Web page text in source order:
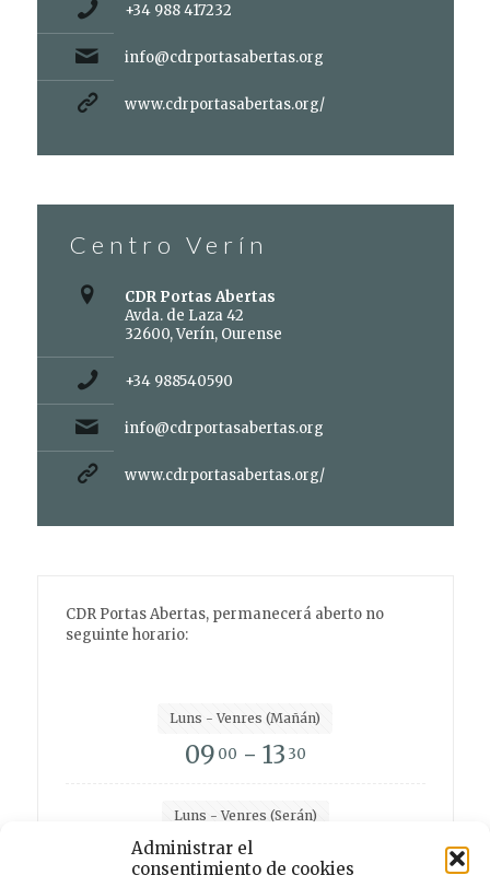
Administrar el
consentimiento de cookies
+34 988 417232
info@cdrportasabertas.org
www.cdrportasabertas.org/
Centro Verín
CDR Portas Abertas
Avda. de Laza 42
32600, Verín, Ourense
+34 988540590
info@cdrportasabertas.org
www.cdrportasabertas.org/
CDR Portas Abertas, permanecerá aberto no
seguinte horario:
Luns - Venres (Mañán)
09 00 - 13 30
Luns - Venres (Serán)
1500- 19